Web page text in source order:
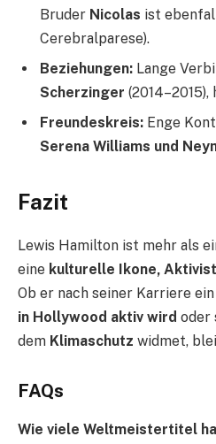
Bruder Nicolas ist
Cerebralparese).
Beziehungen: Lange
Scherzinger
Freundeskreis: Enge
Serena Williams und
Fazit
Lewis Hamilton ist mehr als
eine kulturelle Ikone,
Ob er nach seiner Karriere ein
in Hollywood aktiv wird oder
dem Klimaschutz widmet,
FAQs
Wie viele Weltmeistertitel